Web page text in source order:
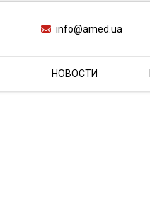
info@amed.ua
НОВОСТИ